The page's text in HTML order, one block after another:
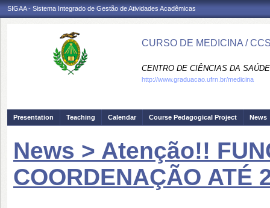
SIGAA - Sistema Integrado de Gestão de Atividades Acadêmicas
CURSO DE MEDICINA /
CENTRO DE CIÊNCIAS DA
http://www.graduacao.ufrn.br/medicina
Presentation Teaching Calendar Course Pedagogical Project News
News > Atenção!!
COORDENAÇÃO ATÉ